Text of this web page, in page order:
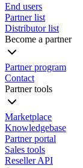
End users
Partner list
Distributor list
Become a partner
Partner program
Contact
Partner tools
Marketplace
Knowledgebase
Partner portal
Sales tools
Reseller API